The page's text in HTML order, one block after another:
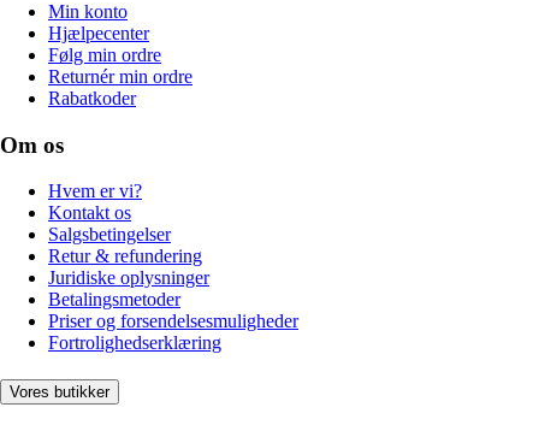
Min konto
Hjælpecenter
Følg min ordre
Returnér min ordre
Rabatkoder
Om os
Hvem er vi?
Kontakt os
Salgsbetingelser
Retur & refundering
Juridiske oplysninger
Betalingsmetoder
Priser og forsendelsesmuligheder
Fortrolighedserklæring
Vores butikker